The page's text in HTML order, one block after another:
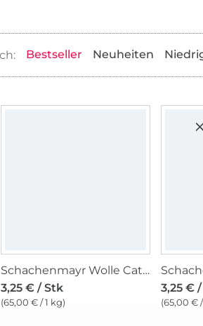
Bestseller Neuheiten
Schachenmayr Wolle Catania 50 g soft apricot
3,25 € / Stk
(65,00 € / 1 kg)
3,25 €
(65,00 €